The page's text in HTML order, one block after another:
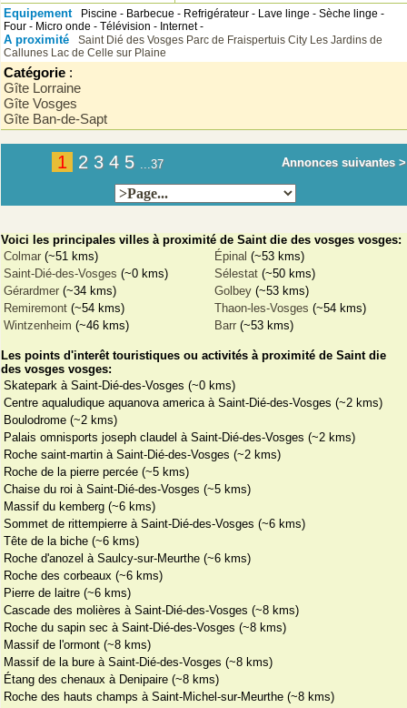
Equipement
Piscine - Barbecue - Refrigérateur - Lave linge - Sèche linge -
Four - Micro onde - Télévision - Internet -
A proximité Saint Dié des Vosges Parc de Fraispertuis City Les Jardins de
Callunes Lac de Celle sur Plaine
Catégorie :
Gîte Lorraine
Gîte Vosges
Gîte Ban-de-Sapt
1 2 3 4 5 ...37 Annonces suivantes >
Voici les principales villes à proximité de Saint die des vosges vosges:
Colmar (~51 kms) Épinal (~53 kms)
Saint-Dié-des-Vosges (~0 kms) Sélestat (~50 kms)
Gérardmer (~34 kms) Golbey (~53 kms)
Remiremont (~54 kms) Thaon-les-Vosges (~54 kms)
Wintzenheim (~46 kms) Barr (~53 kms)
Les points d'interêt touristiques ou activités à proximité de Saint die
des vosges vosges:
Skatepark à Saint-Dié-des-Vosges (~0 kms)
Centre aqualudique aquanova america à Saint-Dié-des-Vosges (~2 kms)
Boulodrome (~2 kms)
Palais omnisports joseph claudel à Saint-Dié-des-Vosges (~2 kms)
Roche saint-martin à Saint-Dié-des-Vosges (~2 kms)
Roche de la pierre percée (~5 kms)
Chaise du roi à Saint-Dié-des-Vosges (~5 kms)
Massif du kemberg (~6 kms)
Sommet de rittempierre à Saint-Dié-des-Vosges (~6 kms)
Tête de la biche (~6 kms)
Roche d'anozel à Saulcy-sur-Meurthe (~6 kms)
Roche des corbeaux (~6 kms)
Pierre de laitre (~6 kms)
Cascade des molières à Saint-Dié-des-Vosges (~8 kms)
Roche du sapin sec à Saint-Dié-des-Vosges (~8 kms)
Massif de l'ormont (~8 kms)
Massif de la bure à Saint-Dié-des-Vosges (~8 kms)
Étang des chenaux à Denipaire (~8 kms)
Roche des hauts champs à Saint-Michel-sur-Meurthe (~8 kms)